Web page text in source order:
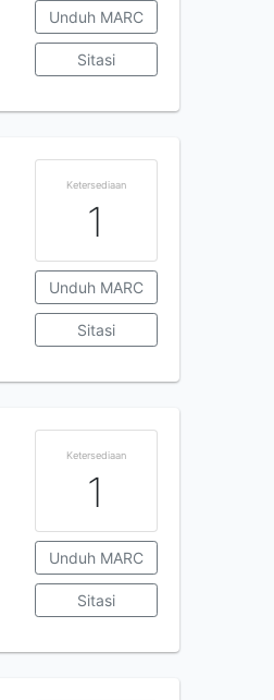
Unduh MARC
Sitasi
Ketersediaan
1
Unduh MARC
Sitasi
Ketersediaan
1
Unduh MARC
Sitasi